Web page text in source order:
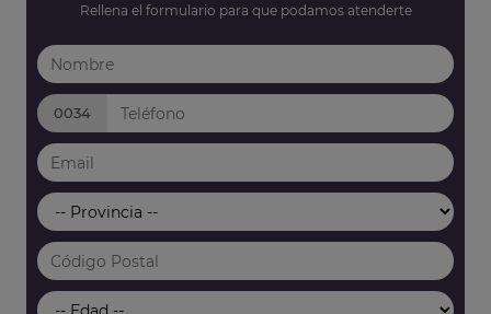
Rellena el formulario para que podamos atenderte
0034